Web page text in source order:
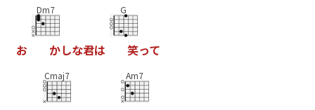
お
Dm7
かしな君は
G
笑って
Cmaj7 Am7